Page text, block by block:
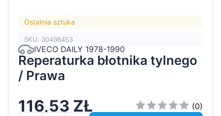
Ostatnia sztuka
SKU: 30498453
IVECO DAILY 1978-1990
Reperaturka błotnika tylnego
/ Prawa
116,53 ZŁ
(0)